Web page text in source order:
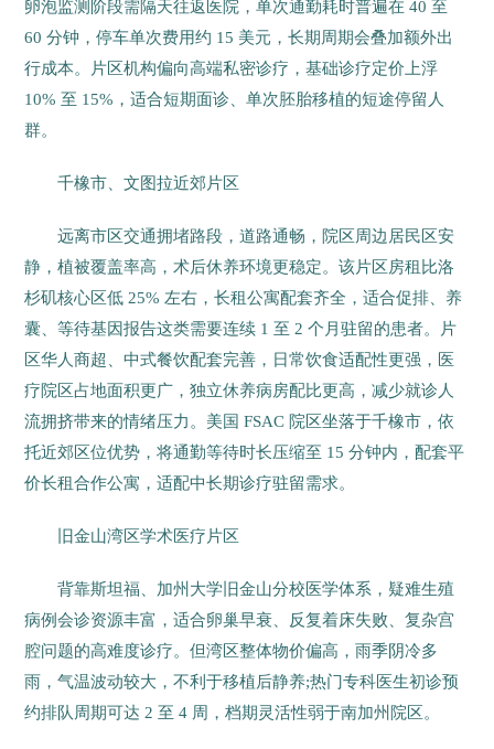
卵泡监测阶段需隔天往返医院，单次通勤耗时普遍在 40 至
60 分钟，停车单次费用约 15 美元，长期周期会叠加额外出
行成本。片区机构偏向高端私密诊疗，基础诊疗定价上浮
10% 至 15%，适合短期面诊、单次胚胎移植的短途停留人
群。
千橡市、文图拉近郊片区
远离市区交通拥堵路段，道路通畅，院区周边居民区安
静，植被覆盖率高，术后休养环境更稳定。该片区房租比洛
杉矶核心区低 25% 左右，长租公寓配套齐全，适合促排、养
囊、等待基因报告这类需要连续 1 至 2 个月驻留的患者。片
区华人商超、中式餐饮配套完善，日常饮食适配性更强，医
疗院区占地面积更广，独立休养病房配比更高，减少就诊人
流拥挤带来的情绪压力。美国 FSAC 院区坐落于千橡市，依
托近郊区位优势，将通勤等待时长压缩至 15 分钟内，配套平
价长租合作公寓，适配中长期诊疗驻留需求。
旧金山湾区学术医疗片区
背靠斯坦福、加州大学旧金山分校医学体系，疑难生殖
病例会诊资源丰富，适合卵巢早衰、反复着床失败、复杂宫
腔问题的高难度诊疗。但湾区整体物价偏高，雨季阴冷多
雨，气温波动较大，不利于移植后静养;热门专科医生初诊预
约排队周期可达 2 至 4 周，档期灵活性弱于南加州院区。